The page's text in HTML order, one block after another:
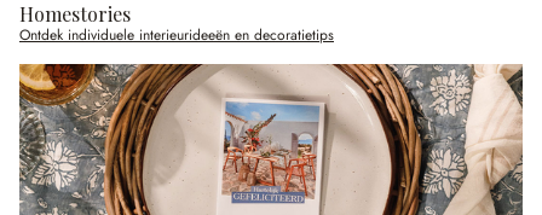
Homestories
Ontdek individuele interieurideeën en decoratietips